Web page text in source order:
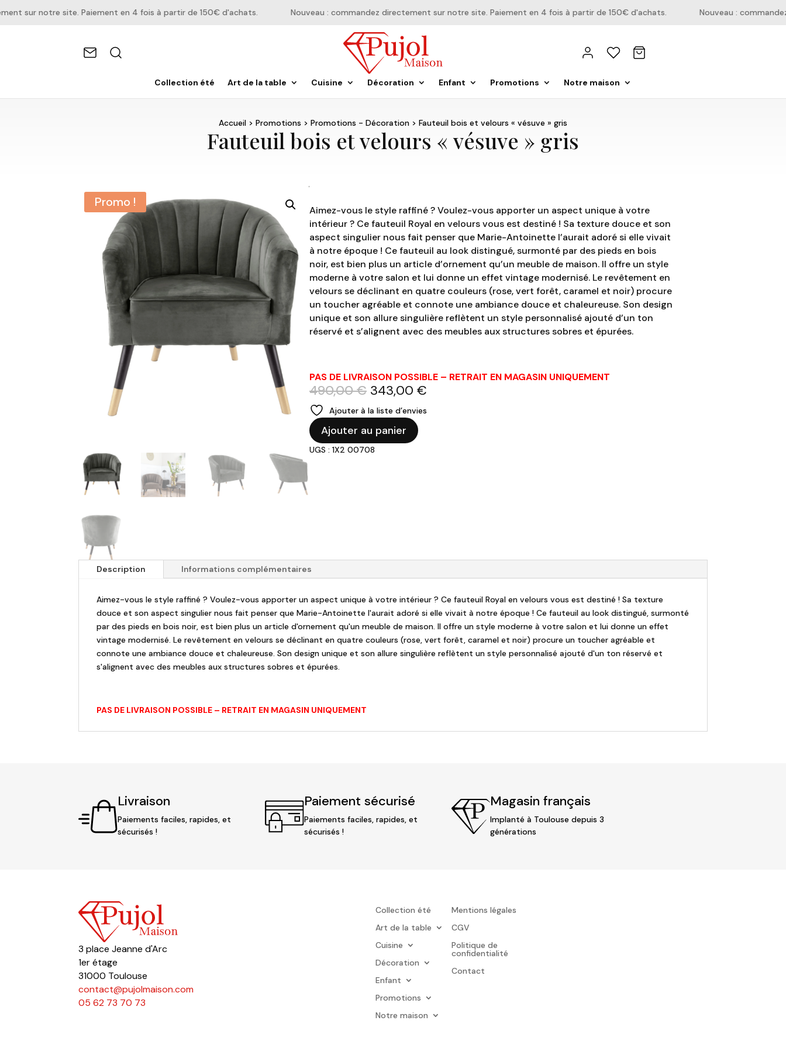
sur notre site. Paiement en 4 fois à partir de 150€ d'achats. Nouveau : commandez directement sur notre site. Paiement en 4 fois à partir de 150€ d'achats. Nouveau :
Collection été Art de la table Cuisine Décoration Enfant Promotions Notre maison
Accueil > Promotions > Promotions - Décoration > Fauteuil bois et velours « vésuve » gris
Fauteuil bois et velours « vésuve » gris
Promo !
Aimez-vous le style raffiné ? Voulez-vous apporter un aspect unique à votre
intérieur ? Ce fauteuil Royal en velours vous est destiné ! Sa texture douce et son
aspect singulier nous fait penser que Marie-Antoinette l’aurait adoré si elle vivait
à notre époque ! Ce fauteuil au look distingué, surmonté par des pieds en bois
noir, est bien plus un article d’ornement qu’un meuble de maison. Il offre un style
moderne à votre salon et lui donne un effet vintage modernisé. Le revêtement en
velours se déclinant en quatre couleurs (rose, vert forêt, caramel et noir) procure
un toucher agréable et connote une ambiance douce et chaleureuse. Son design
unique et son allure singulière reflètent un style personnalisé ajouté d’un ton
réservé et s’alignent avec des meubles aux structures sobres et épurées.
PAS DE LIVRAISON POSSIBLE – RETRAIT EN MAGASIN UNIQUEMENT
490,00€ Le
initial
était :
490,00 €.
343,00 €
Ajouter à la liste d’envies
quantité
de
Fauteuil
Ajouter au panier
UGS : 1X2 00708
Description Informations complémentaires
Aimez-vous le style raffiné ? Voulez-vous apporter un aspect unique à votre intérieur ? Ce fauteuil Royal en velours vous est destiné ! Sa texture
douce et son aspect singulier nous fait penser que Marie-Antoinette l'aurait adoré si elle vivait à notre époque ! Ce fauteuil au look distingué, surmonté
par des pieds en bois noir, est bien plus un article d'ornement qu'un meuble de maison. Il offre un style moderne à votre salon et lui donne un effet
vintage modernisé. Le revêtement en velours se déclinant en quatre couleurs (rose, vert forêt, caramel et noir) procure un toucher agréable et
connote une ambiance douce et chaleureuse. Son design unique et son allure singulière reflètent un style personnalisé ajouté d'un ton réservé et
s'alignent avec des meubles aux structures sobres et épurées.
PAS DE LIVRAISON POSSIBLE – RETRAIT EN MAGASIN UNIQUEMENT
Livraison
Paiements faciles, rapides, et
sécurisés !
Paiement sécurisé
Paiements faciles, rapides, et
sécurisés !
Magasin français
Implanté à Toulouse depuis 3
générations
3 place Jeanne d'Arc
1er étage
31000 Toulouse
contact@pujolmaison.com
05 62 73 70 73
Collection été
Art de la table
Cuisine
Décoration
Enfant
Promotions
Notre maison
Mentions légales
CGV
Politique de
confidentialité
Contact